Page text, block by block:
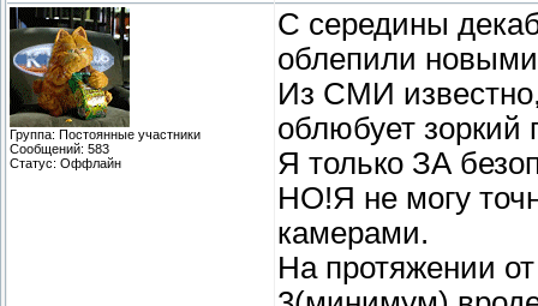
Группа: Постоянные участники
Сообщений: 583
Статус: Оффлайн
С середины
облепили
Из СМИ
облюбует зоркий
Я только ЗА
НО!Я не могу
камерами.
На протяжении